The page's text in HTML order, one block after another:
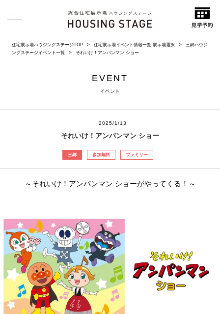
住宅展示場ハウジングステージTOP 住宅展示場イベント情報一覧 展示場選択
三郷ハウジ
ングステージイベント一覧
それいけ！アンパンマン ショー
EVENT
イベント
2025/1/13
それいけ！アンパンマン ショー
三郷 参加無料 ファミリー
～それいけ！アンパンマン ショーがやってくる！～